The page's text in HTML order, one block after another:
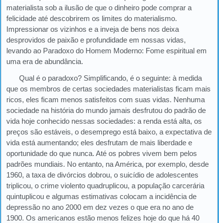
materialista sob a ilusão de que o dinheiro pode comprar a
felicidade até descobrirem os limites do materialismo.
Impressionar os vizinhos e a inveja de bens nos deixa
desprovidos de paixão e profundidade em nossas vidas,
levando ao Paradoxo do Homem Moderno: Fome espiritual em
uma era de abundância.
Qual é o paradoxo? Simplificando, é o seguinte: à medida
que os membros de certas sociedades materialistas ficam mais
ricos, eles ficam menos satisfeitos com suas vidas. Nenhuma
sociedade na história do mundo jamais desfrutou do padrão de
vida hoje conhecido nessas sociedades: a renda está alta, os
preços são estáveis, o desemprego está baixo, a expectativa de
vida está aumentando; eles desfrutam de mais liberdade e
oportunidade do que nunca. Até os pobres vivem bem pelos
padrões mundiais. No entanto, na América, por exemplo, desde
1960, a taxa de divórcios dobrou, o suicídio de adolescentes
triplicou, o crime violento quadruplicou, a população carcerária
quintuplicou e algumas estimativas colocam a incidência de
depressão no ano 2000 em dez vezes o que era no ano de
1900. Os americanos estão menos felizes hoje do que há 40